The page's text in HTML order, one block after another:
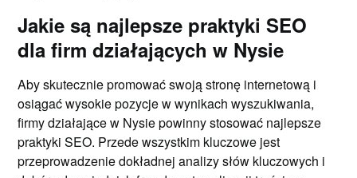
Jakie są najlepsze praktyki SEO
dla firm działających w Nysie
Aby skutecznie promować swoją stronę internetową i
osiągać wysokie pozycje w wynikach wyszukiwania,
firmy działające w Nysie powinny stosować najlepsze
praktyki SEO. Przede wszystkim kluczowe jest
przeprowadzenie dokładnej analizy słów kluczowych i